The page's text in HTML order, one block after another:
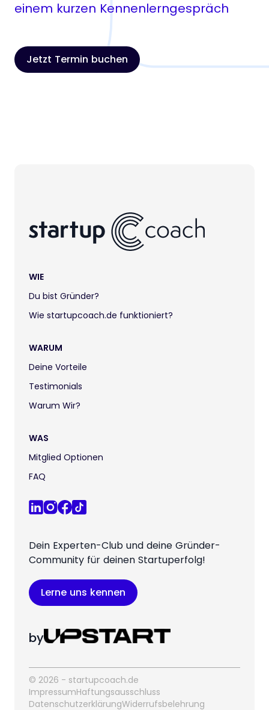
einem kurzen Kennenlerngespräch
Jetzt Termin buchen
WIE
Du bist Gründer?
Wie startupcoach.de funktioniert?
WARUM
Deine Vorteile
Testimonials
Warum Wir?
WAS
Mitglied Optionen
FAQ
Dein Experten-Club und deine Gründer-
Community für deinen Startuperfolg!
Lerne uns kennen
by
© 2026 - startupcoach.de
ImpressumHaftungsausschluss
DatenschutzerklärungWiderrufsbelehrung